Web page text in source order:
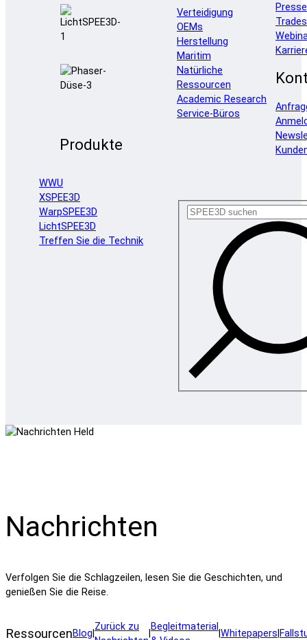
Produkte
WWU
XSPEE3D
WarpSPEE3D
LichtSPEE3D
Treffen Sie die Technik
Verteidigung
OEMs
Herstellung
Maritim
Natürliche
Ressourcen
Academic Research
Service-Büros
Nachrichten
Verfolgen Sie die Schlagzeilen, lesen Sie die Geschichten, und
genießen Sie die Reise.
RessourcenBlog
Zurück zu
Begleitmaterial
Whitepapers